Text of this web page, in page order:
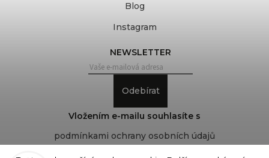
Blog
Instagram
NEWSLETTER
Odebírat
Vložením e-mailu souhlasíte s
podmínkami ochrany osobních údajů